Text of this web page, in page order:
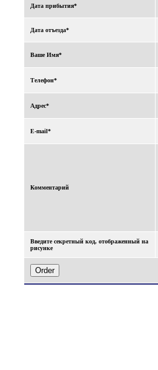
Дата прибытия*
Дата отъезда*
Ваше Имя*
Телефон*
Адрес*
E-mail*
Комментарий
Введите секретный код, отображенный на
рисунке